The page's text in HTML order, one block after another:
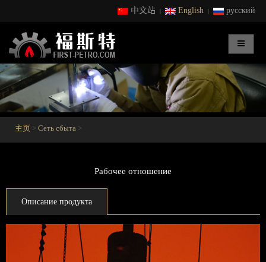
中文站 | English | русский
主页 > Сеть сбыта >
Рабочее отношение
Описание продукта